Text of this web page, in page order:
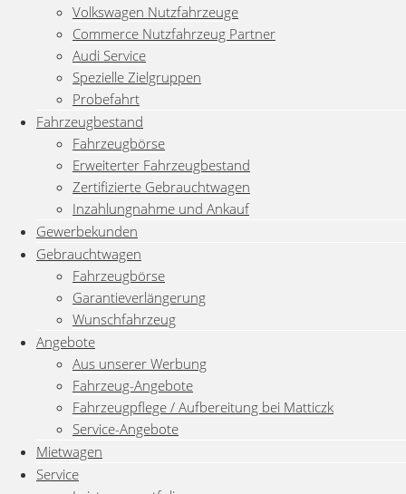
Volkswagen Nutzfahrzeuge
Commerce Nutzfahrzeug Partner
Audi Service
Spezielle Zielgruppen
Probefahrt
Fahrzeugbestand
Fahrzeugbörse
Erweiterter Fahrzeugbestand
Zertifizierte Gebrauchtwagen
Inzahlungnahme und Ankauf
Gewerbekunden
Gebrauchtwagen
Fahrzeugbörse
Garantieverlängerung
Wunschfahrzeug
Angebote
Aus unserer Werbung
Fahrzeug-Angebote
Fahrzeugpflege / Aufbereitung bei Matticzk
Service-Angebote
Mietwagen
Service